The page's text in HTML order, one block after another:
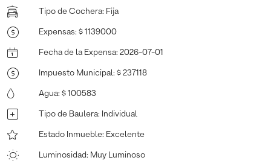
Tipo de Cochera: Fija
Expensas: $ 1139000
Fecha de la Expensa: 2026-07-01
Impuesto Municipal : $ 237118
Agua: $ 100583
Tipo de Baulera: Individual
Estado Inmueble: Excelente
Luminosidad: Muy Luminoso